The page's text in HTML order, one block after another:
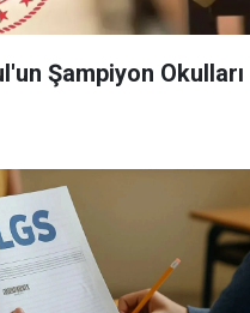
Şampiyon